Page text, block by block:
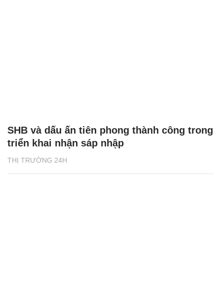
THỊ TRƯỜNG 24H
SHB và dấu ấn tiên phong thành công trong
triển khai nhận sáp nhập